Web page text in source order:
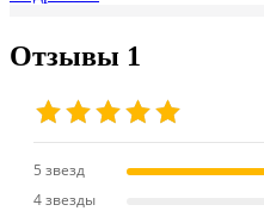
Отзывы 1
5 звезд
4 звезды